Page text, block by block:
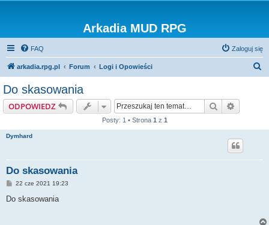
Arkadia MUD RPG
FAQ Zaloguj się
arkadia.rpg.pl Forum Logi i Opowieści
Do skasowania
ODPOWIEDZ Szukaj
Posty: 1 • Strona 1 z 1
Dymhard
Do skasowania
P
s
22 cze 2021 19:23
Do skasowania